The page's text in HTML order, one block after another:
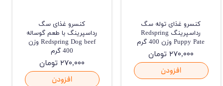
کنسرو غذای توله سگ
رداسپرینگ Redspring
Puppy Pate وزن 400 گرم
۲۷۰,۰۰۰ تومان
افزودن
کنسرو غذای سگ
رداسپرینگ با طعم گوساله
Redspring Dog beef وزن
400 گرم
۲۷۰,۰۰۰ تومان
افزودن